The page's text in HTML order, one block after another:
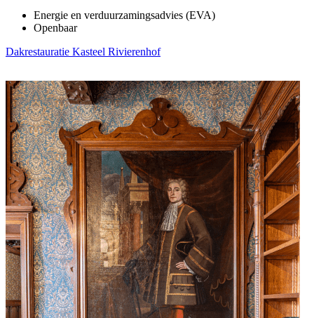
Energie en verduurzamingsadvies (EVA)
Openbaar
Dakrestauratie Kasteel Rivierenhof